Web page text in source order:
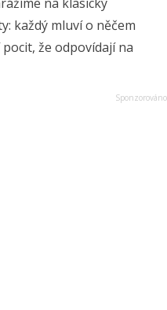
na klasický
každý mluví o něčem
že odpovídají na